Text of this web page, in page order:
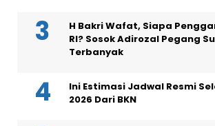
H Bakri Wafat, Siapa
RI? Sosok Adirozal Pegang
Terbanyak
Ini Estimasi Jadwal Resmi
2026 Dari BKN